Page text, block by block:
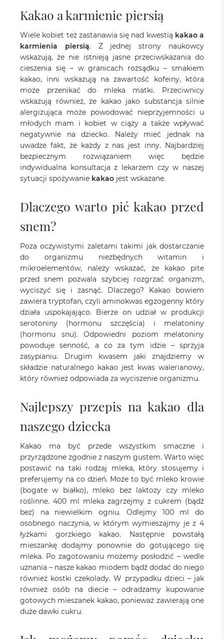
Kakao a karmienie piersią
Wiele kobiet też zastanawia się nad kwestią kakao a
karmienia piersią. Z jednej strony naukowcy
wskazują, że nie istnieją jasne przeciwskazania do
cieszenia się – w granicach rozsądku – smakiem
kakao, inni wskazują na zawartość kofeiny, która
może przenikać do mleka matki. Przeciwnicy
wskazują również, że kakao jako substancja silnie
alergizująca może powodować nieprzyjemności u
młodych mam i kobiet w ciąży a także wpływać
negatywnie na dziecko. Należy mieć jednak na
uwadze fakt, że każdy z nas jest inny. Najbardziej
bezpiecznym rozwiązaniem więc będzie
indywidualna konsultacja z lekarzem czy w naszej
sytuacji spożywanie kakao jest wskazane.
Dlaczego warto pić kakao przed
snem?
Poza oczywistymi zaletami takimi jak dostarczanie
do organizmu niezbędnych witamin i
mikroelementów, należy wskazać, że kakao pite
przed snem pozwala szybciej rozgrzać organizm,
wyciszyć się i zasnąć. Dlaczego? Kakao bowiem
zawiera tryptofan, czyli aminokwas egzogenny który
działa uspokajająco. Bierze on udział w produkcji
serotoniny (hormonu szczęścia) i melatoniny
(hormonu snu). Odpowiedni poziom melatoniny
powoduje senność, a co za tym idzie – sprzyja
zasypianiu. Drugim kwasem jaki znajdziemy w
składzie naturalnego kakao jest kwas walerianowy,
który również odpowiada za wyciszenie organizmu.
Najlepszy przepis na kakao dla
naszego dziecka
Kakao ma być przede wszystkim smaczne i
przyrządzone zgodnie z naszym gustem. Warto więc
postawić na taki rodzaj mleka, który stosujemy i
preferujemy na co dzień. Może to być mleko krowie
(bogate w białko), mleko bez laktozy czy mleko
roślinne. 400 ml mleka zagrzejmy z cukrem (bądź
bez) na niewielkim ogniu. Odlejmy 100 ml do
osobnego naczynia, w którym wymieszajmy je z 4
łyżkami gorzkiego kakao. Następnie powstałą
mieszankę dodajmy ponownie do gotującego się
mleka. Po zagotowaniu możemy posłodzić – wedle
uznania – nasze kakao miodem bądź dodać do niego
również kostki czekolady. W przypadku dzieci – jak
również osób na diecie – odradzamy kupowanie
gotowych mieszanek kakao, ponieważ zawierają one
duże dawki cukru.